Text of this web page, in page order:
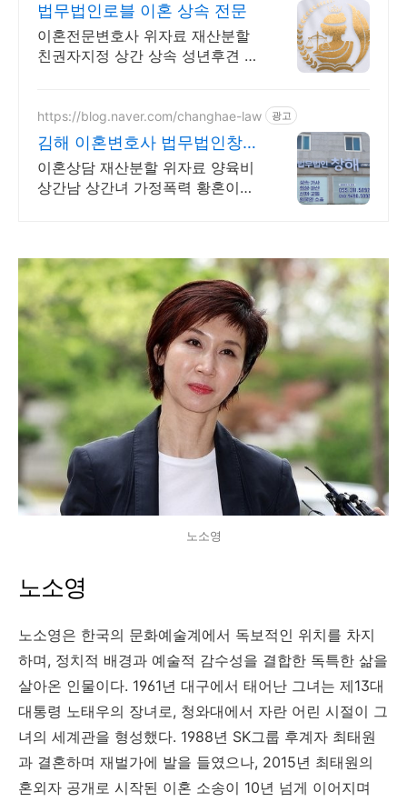
법무법인로블 이혼 상속 전문
이혼전문변호사 위자료 재산분할
친권자지정 상간 상속 성년후견 친
https://blog.naver.com/changhae-law 광고
김해 이혼변호사 법무법인창해
혼자서는 어려운 이혼
이혼상담 재산분할 위자료 양육비
상간남 상간녀 가정폭력 황혼이혼
노소영
노소영
노소영은 한국의 문화예술계에서 독보적인 위치를 차지
하며, 정치적 배경과 예술적 감수성을 결합한 독특한 삶을
살아온 인물이다. 1961년 대구에서 태어난 그녀는 제13대
대통령 노태우의 장녀로, 청와대에서 자란 어린 시절이 그
녀의 세계관을 형성했다. 1988년 SK그룹 후계자 최태원
과 결혼하며 재벌가에 발을 들였으나, 2015년 최태원의
혼외자 공개로 시작된 이혼 소송이 10년 넘게 이어지며